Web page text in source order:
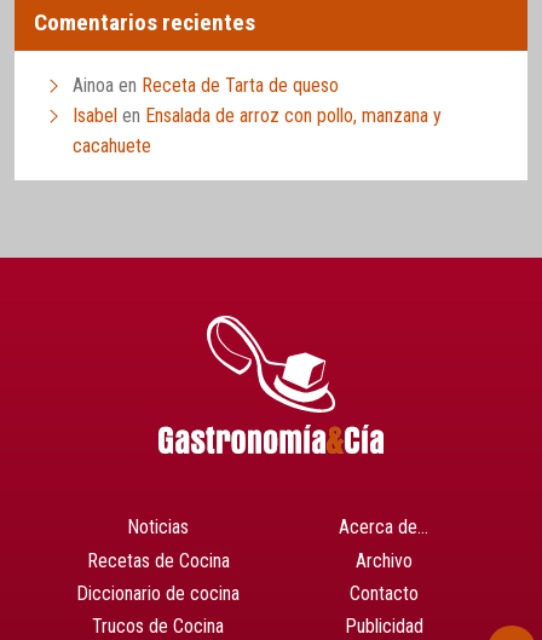
Comentarios recientes
Ainoa en Receta de Tarta de queso
Isabel en Ensalada de arroz con pollo, manzana y
cacahuete
Noticias
Recetas de Cocina
Diccionario de cocina
Trucos de Cocina
Acerca de…
Archivo
Contacto
Publicidad